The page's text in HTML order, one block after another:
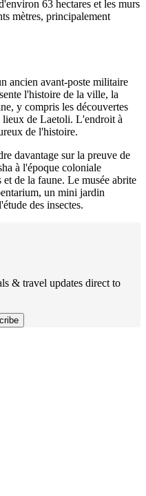
63 hectares et les murs
mètres, principalement
ancien avant-poste militaire
l'histoire de la ville, la
y compris les découvertes
lieux de Laetoli. L'endroit à
de l'histoire.
davantage sur la preuve de
à l'époque coloniale
de la faune. Le musée abrite
un mini jardin
des insectes.
& travel updates direct to